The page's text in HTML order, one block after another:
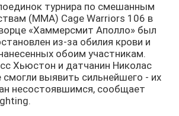
турнира по смешанным
(ММА) Cage Warriors 106 в
«Хаммерсмит Аполло» был
из-за обилия крови и
обоим участникам.
Хьюстон и датчанин Николас
выявить сильнейшего - их
несостоявшимся, сообщает